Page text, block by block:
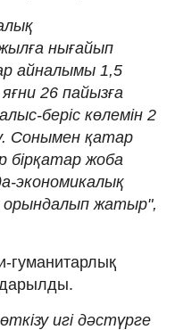
нығайып
айналымы 1,5
26 пайызға
беріс көлемін 2
Сонымен қатар
бірқатар жоба
экономикалық
орындалып жатыр",
гуманитарлық
игі дәстүрге